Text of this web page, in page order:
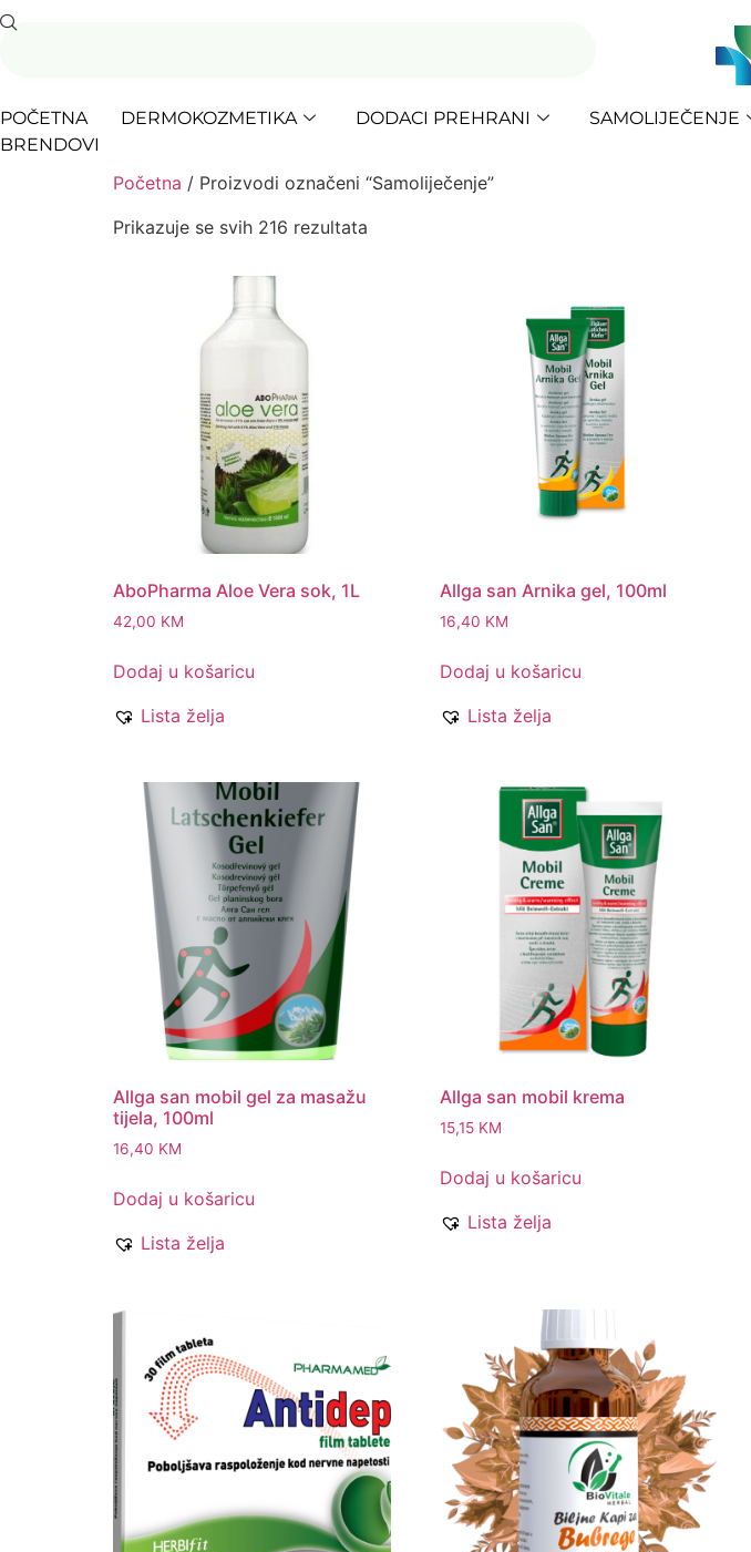
POČETNA DERMOKOZMETIKA DODACI PREHRANI SAMOLIJEČENJE
BRENDOVI
Početna / Proizvodi označeni “Samoliječenje”
Prikazuje se svih 216 rezultata
AboPharma Aloe Vera sok, 1L
42,00 KM
Dodaj u košaricu
Lista želja
Allga san Arnika gel, 100ml
16,40 KM
Dodaj u košaricu
Lista želja
Allga san mobil gel za masažu
tijela, 100ml
16,40 KM
Dodaj u košaricu
Lista želja
Allga san mobil krema
15,15 KM
Dodaj u košaricu
Lista želja